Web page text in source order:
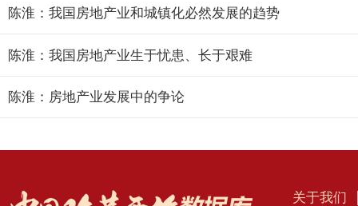
陈淮：我国房地产业和城镇化必然发展的趋势
陈淮：我国房地产业生于忧患、长于艰难
陈淮：房地产业发展中的争论
关于我们